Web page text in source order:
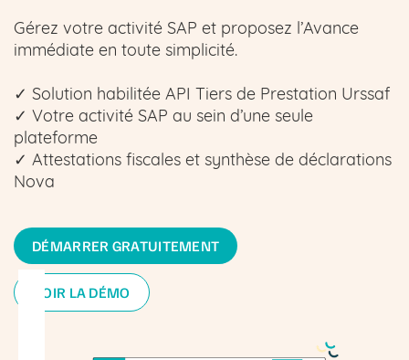
Gérez votre activité SAP et proposez l’Avance
immédiate en toute simplicité.
✓ Solution habilitée API Tiers de Prestation Urssaf
✓ Votre activité SAP au sein d’une seule
plateforme
✓ Attestations fiscales et synthèse de déclarations
Nova
DÉMARRER GRATUITEMENT
VOIR LA DÉMO